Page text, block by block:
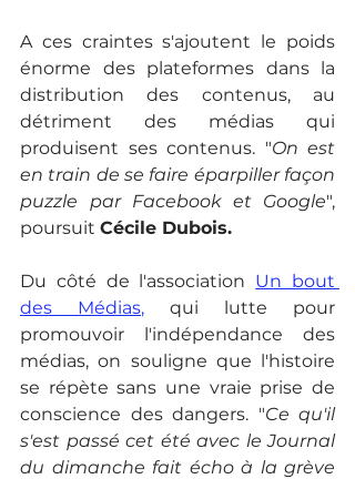
A ces craintes s'ajoutent le poids
énorme des plateformes dans la
distribution des contenus, au
détriment des médias qui
produisent ses contenus. "On est
en train de se faire éparpiller façon
puzzle par Facebook et Google",
poursuit Cécile Dubois.
Du côté de l'association Un bout
des Médias, qui lutte pour
promouvoir l'indépendance des
médias, on souligne que l'histoire
se répète sans une vraie prise de
conscience des dangers. "Ce qu'il
s'est passé cet été avec le Journal
du dimanche fait écho à la grève